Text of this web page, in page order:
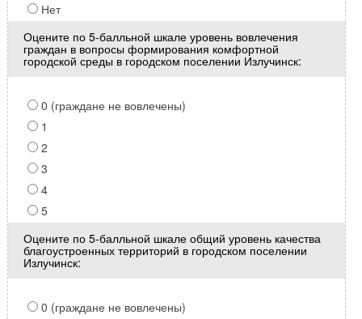
Нет
Оцените по 5-балльной шкале уровень вовлечения
граждан в вопросы формирования комфортной
городской среды в городском поселении Излучинск:
0 (граждане не вовлечены)
1
2
3
4
5
Оцените по 5-балльной шкале общий уровень качества
благоустроенных территорий в городском поселении
Излучинск:
0 (граждане не вовлечены)